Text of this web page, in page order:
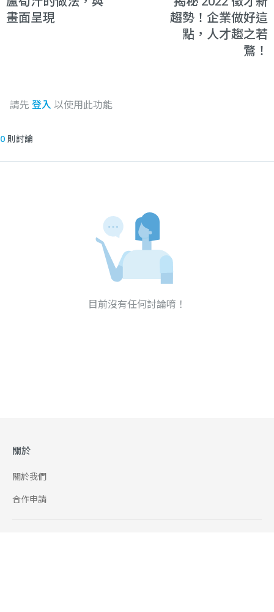
畫面呈現
趨勢！企業做好這
點，人才趨之若
鶩！
請先 登入 以使用此功能
0 則討論
目前沒有任何討論唷！
關於
關於我們
合作申請